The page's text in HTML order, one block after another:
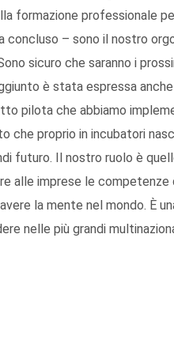
formazione professionale
concluso – sono il nostro
sicuro che saranno i
è stata espressa
pilota che abbiamo
che proprio in incubatori
futuro. Il nostro ruolo è
alle imprese le
la mente nel mondo. È
nelle più grandi